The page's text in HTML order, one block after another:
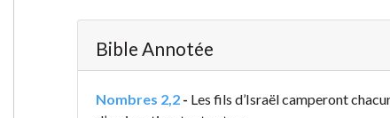
Bible Annotée
Nombres 2,2- Les fils d’Israël camperont